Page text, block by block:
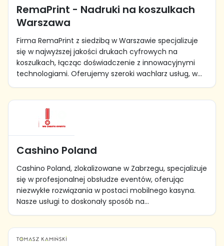
RemaPrint - Nadruki na koszulkach
Warszawa
Firma RemaPrint z siedzibą w Warszawie specjalizuje
się w najwyższej jakości drukach cyfrowych na
koszulkach, łącząc doświadczenie z innowacyjnymi
technologiami. Oferujemy szeroki wachlarz usług, w...
Cashino Poland
Cashino Poland, zlokalizowane w Zabrzegu, specjalizuje
się w profesjonalnej obsłudze eventów, oferując
niezwykłe rozwiązania w postaci mobilnego kasyna.
Nasze usługi to doskonały sposób na...